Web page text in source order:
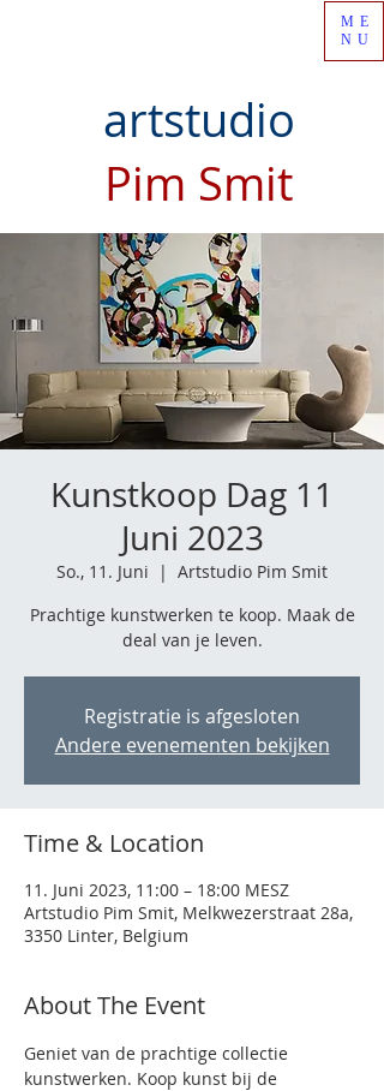
artstudio
Pim Smit
ME
NU
Kunstkoop Dag 11
Juni 2023
So., 11. Juni
  |
Artstudio Pim Smit
Prachtige kunstwerken te koop. Maak de
deal van je leven.
Registratie is afgesloten
Andere evenementen bekijken
Time & Location
11. Juni 2023, 11:00 – 18:00 MESZ
Artstudio Pim Smit, Melkwezerstraat 28a,
3350 Linter, Belgium
About The Event
Geniet van de prachtige collectie
kunstwerken. Koop kunst bij de